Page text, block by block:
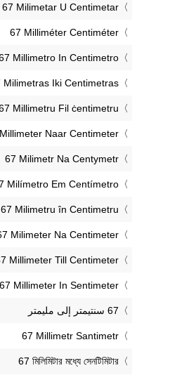
‎67 Milimetar U Centimetar
‎67 Milliméter Centiméter
Millimetro In Centimetro
Milimetras Iki Centimetras
Millimetru Fil ċentimetru
Naar Centimeter
‎67 Milimetr Na Centymetr
Milímetro Em Centímetro
‎67 Milimetru în Centimetru
Milimeter Na Centimeter
Millimeter Till Centimeter
‎67 Millimeter In Sentimeter
‎67 Millimetr Santimetr
‎67 মিলিমিটার মধ্যে সেনটিমিটার